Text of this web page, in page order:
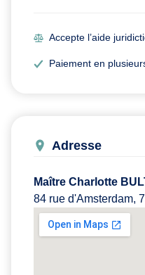
Accepte l’aide
Paiement en
Adresse
Maître Charlotte
84 rue d'Amsterdam,